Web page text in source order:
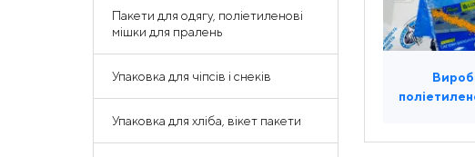
Пакети для одягу, поліетиленові
мішки для пралень
Упаковка для чіпсів і снеків
Упаковка для хліба, вікет пакети